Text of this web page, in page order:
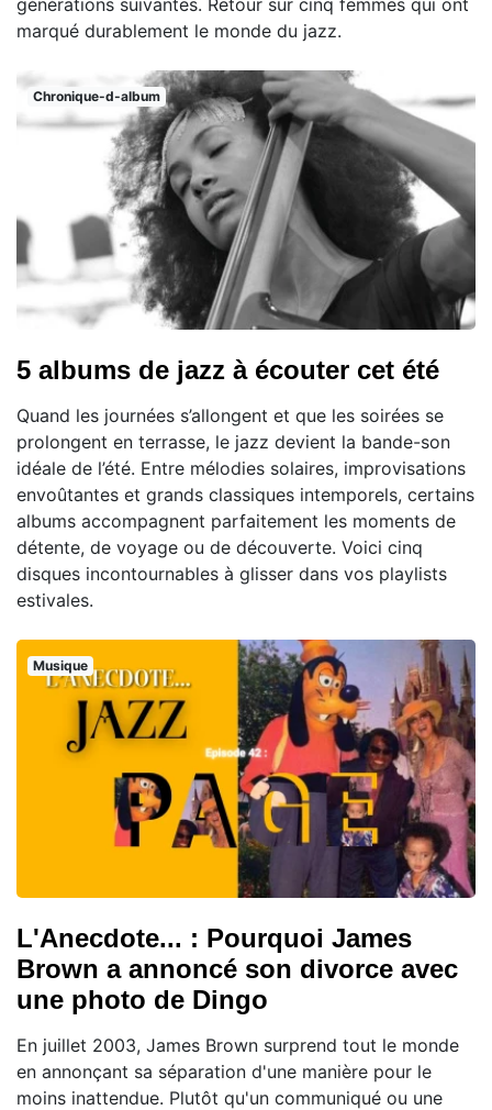
générations suivantes. Retour sur cinq femmes qui ont
marqué durablement le monde du jazz.
Chronique-d-album
5 albums de jazz à écouter cet été
Quand les journées s’allongent et que les soirées se
prolongent en terrasse, le jazz devient la bande-son
idéale de l’été. Entre mélodies solaires, improvisations
envoûtantes et grands classiques intemporels, certains
albums accompagnent parfaitement les moments de
détente, de voyage ou de découverte. Voici cinq
disques incontournables à glisser dans vos playlists
estivales.
Musique
L'Anecdote... : Pourquoi James
Brown a annoncé son divorce avec
une photo de Dingo
En juillet 2003, James Brown surprend tout le monde
en annonçant sa séparation d'une manière pour le
moins inattendue. Plutôt qu'un communiqué ou une